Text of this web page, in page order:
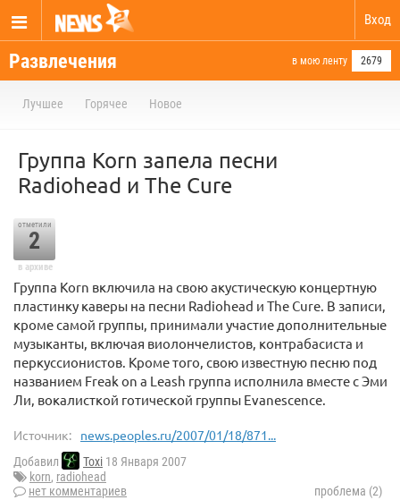
Вход
Развлечения в мою ленту 2679
Лучшее Горячее Новое
Группа Korn запела песни
Radiohead и The Cure
отметили
2
в архиве
Группа Korn включила на свою акустическую концертную
пластинку каверы на песни Radiohead и The Cure. В записи,
кроме самой группы, принимали участие дополнительные
музыканты, включая виолончелистов, контрабасиста и
перкуссионистов. Кроме того, свою известную песню под
названием Freak on a Leash группа исполнила вместе с Эми
Ли, вокалисткой готической группы Evanescence.
Источник: news.peoples.ru/2007/01/18/871...
Добавил Toxi 18 Января 2007
korn, radiohead
нет комментариев
проблема (2)